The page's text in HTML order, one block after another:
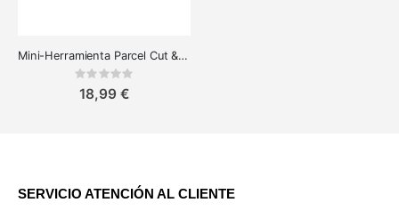
Mini-Herramienta Parcel Cut & Cart - 9 Funciones para el Día a Día
Rating:
18,99 €
SERVICIO ATENCIÓN AL CLIENTE